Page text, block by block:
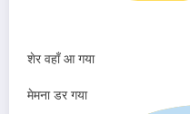
शेर वहाँ आ गया
मेमना डर गया